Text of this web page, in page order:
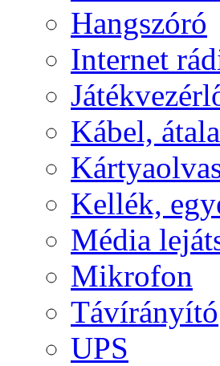
Hangszóró
Internet
Kábel,
Kellék,
Média
Mikrofon
Távírányító
UPS